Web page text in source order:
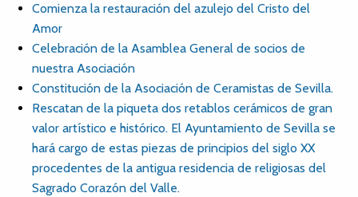
Comienza la restauración del azulejo del Cristo del
Amor
Celebración de la Asamblea General de socios de
nuestra Asociación
Constitución de la Asociación de Ceramistas de Sevilla.
Rescatan de la piqueta dos retablos cerámicos de gran
valor artístico e histórico. El Ayuntamiento de Sevilla se
hará cargo de estas piezas de principios del siglo XX
procedentes de la antigua residencia de religiosas del
Sagrado Corazón del Valle.